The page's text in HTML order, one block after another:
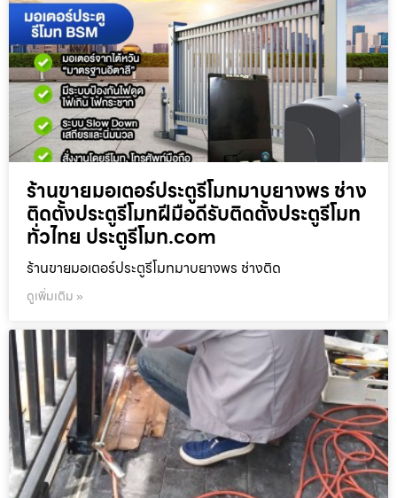
ร้านขายมอเตอร์ประตูรีโมทมาบยางพร ช่าง
ติดตั้งประตูรีโมทฝีมือดีรับติดตั้งประตูรีโมท
ทั่วไทย ประตูรีโมท.com
ร้านขายมอเตอร์ประตูรีโมทมาบยางพร ช่างติด
ดูเพิ่มเติม »